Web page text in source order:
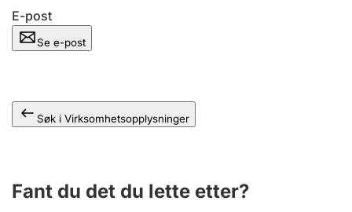
Andre tema
E-post
Se e-post
Søk i Virksomhetsopplysninger
Fant du det du lette etter?